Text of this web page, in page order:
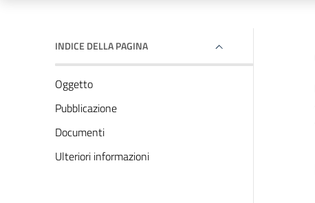
INDICE DELLA PAGINA
Oggetto
Pubblicazione
Documenti
Ulteriori informazioni